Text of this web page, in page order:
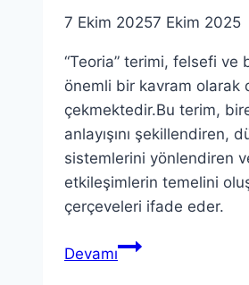
7 Ekim 20257 Ekim 2025
“Teoria” terimi, felsefi ve
önemli bir kavram olarak
çekmektedir.Bu terim,
anlayışını şekillendiren,
sistemlerini yönlendiren
etkileşimlerin temelini
çerçeveleri ifade eder.
DevamıTeoria: